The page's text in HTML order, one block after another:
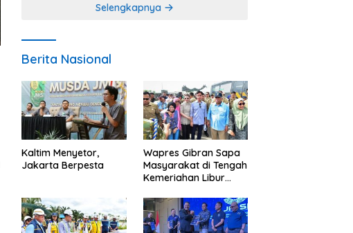
Selengkapnya
Berita Nasional
Kaltim Menyetor,
Jakarta Berpesta
Wapres Gibran Sapa
Masyarakat di Tengah
Kemeriahan Libur